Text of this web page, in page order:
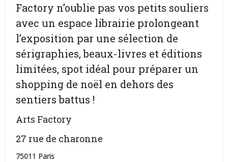
Factory n’oublie pas vos petits souliers
avec un espace librairie prolongeant
l’exposition par une sélection de
sérigraphies, beaux-livres et éditions
limitées, spot idéal pour préparer un
shopping de noël en dehors des
sentiers battus !
Arts Factory
27 rue de charonne
75011 Paris